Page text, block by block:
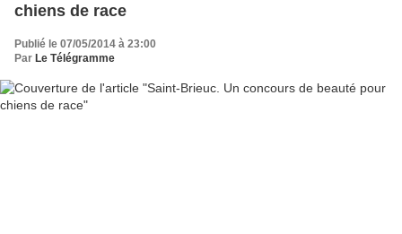
chiens de race
Publié le 07/05/2014 à 23:00
Par Le Télégramme